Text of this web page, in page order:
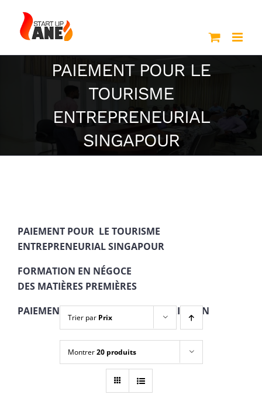
contenu
PAIEMENT POUR LE
TOURISME
ENTREPRENEURIAL
SINGAPOUR
PAIEMENT POUR LE TOURISME
ENTREPRENEURIAL SINGAPOUR
FORMATION EN NÉGOCE
DES MATIÈRES PREMIÈRES
PAIEMENT EN 4 TRANCHES + INSCRIPTION
Trier par Prix
Montrer20 produits